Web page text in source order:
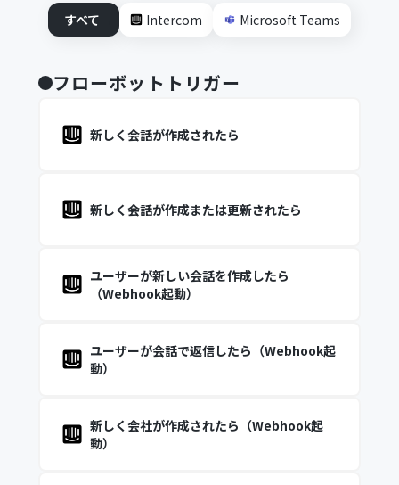
すべて
Intercom Microsoft Teams
フローボットトリガー
新しく会話が作成されたら
新しく会話が作成または更新されたら
ユーザーが新しい会話を作成したら
（Webhook起動）
ユーザーが会話で返信したら（Webhook起
動）
新しく会社が作成されたら（Webhook起
動）